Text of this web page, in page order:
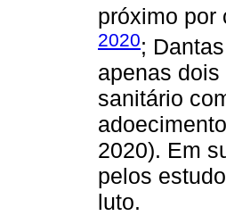
próximo por
2020; Dantas
apenas
sanitário
2020). Em
pelos
luto.